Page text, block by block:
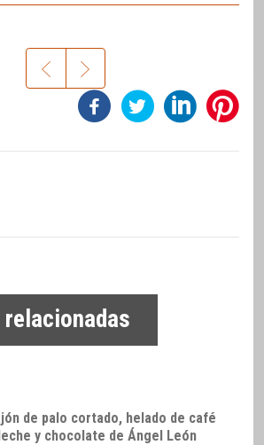
de palo cortado, helado de café
y chocolate de Ángel León